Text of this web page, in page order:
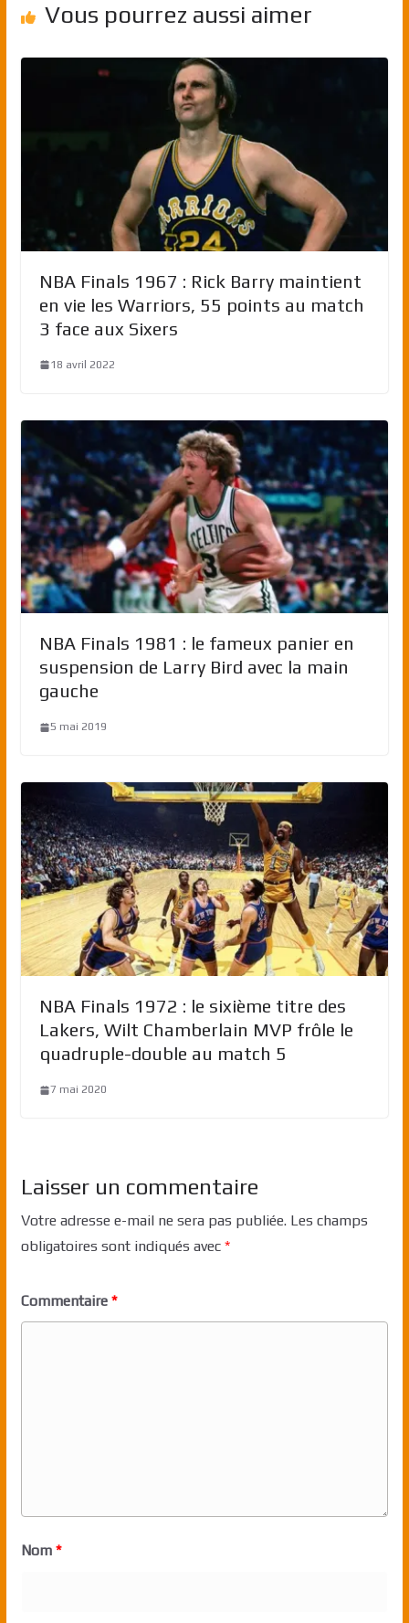
Vous pourrez aussi aimer
NBA Finals 1967 : Rick Barry maintient
en vie les Warriors, 55 points au match
3 face aux Sixers
18 avril 2022
NBA Finals 1981 : le fameux panier en
suspension de Larry Bird avec la main
gauche
5 mai 2019
NBA Finals 1972 : le sixième titre des
Lakers, Wilt Chamberlain MVP frôle le
quadruple-double au match 5
7 mai 2020
Laisser un commentaire
Votre adresse e-mail ne sera pas publiée. Les champs
obligatoires sont indiqués avec *
Commentaire *
Nom *